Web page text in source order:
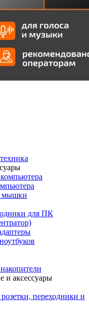
мышки
для ПК
и аксессуары
переходники и